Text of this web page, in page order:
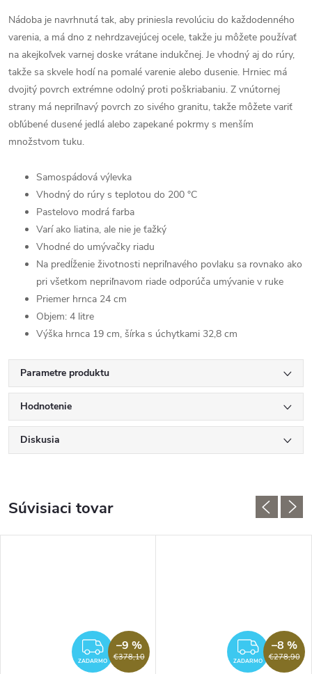
Nádoba je navrhnutá tak, aby priniesla revolúciu do každodenného
varenia, a má dno z nehrdzavejúcej ocele, takže ju môžete používať
na akejkoľvek varnej doske vrátane indukčnej. Je vhodný aj do rúry,
takže sa skvele hodí na pomalé varenie alebo dusenie. Hrniec má
dvojitý povrch extrémne odolný proti poškriabaniu. Z vnútornej
strany má nepriľnavý povrch zo sivého granitu, takže môžete variť
obľúbené dusené jedlá alebo zapekané pokrmy s menším
množstvom tuku.
Samospádová výlevka
Vhodný do rúry s teplotou do 200 °C
Pastelovo modrá farba
Varí ako liatina, ale nie je ťažký
Vhodné do umývačky riadu
Na predĺženie životnosti nepriľnavého povlaku sa rovnako ako
pri všetkom nepriľnavom riade odporúča umývanie v ruke
Priemer hrnca 24 cm
Objem: 4 litre
Výška hrnca 19 cm, šírka s úchytkami 32,8 cm
Parametre produktu
Hodnotenie
Diskusia
Súvisiaci tovar
ZADARMO
ZADARMO €378,10
–9 %
ZADARMO €278,90
–8 %